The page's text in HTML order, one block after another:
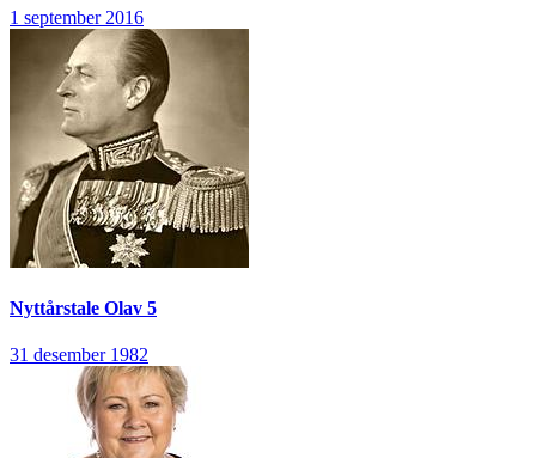
1 september 2016
Nyttårstale Olav 5
31 desember 1982